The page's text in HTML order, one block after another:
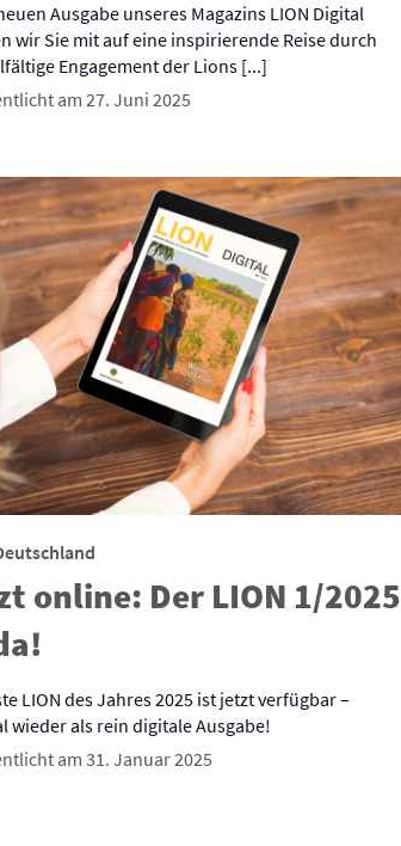
Ausgabe unseres Magazins LION Digital
wir Sie mit auf eine inspirierende Reise durch
Engagement der Lions [...]
am 27. Juni 2025
online: Der LION 1/2025
LION des Jahres 2025 ist jetzt verfügbar –
wieder als rein digitale Ausgabe!
am 31. Januar 2025